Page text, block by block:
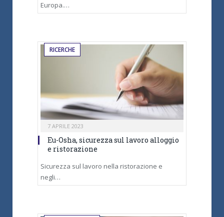
Europa.…
RICERCHE
7 APRILE 2023
Eu-Osha, sicurezza sul lavoro alloggio
e ristorazione
Sicurezza sul lavoro nella ristorazione e
negli…